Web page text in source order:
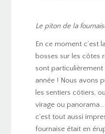
Le piton de la
En ce moment c’est
bosses sur les côtes
sont
année ! Nous avons
les sentiers côtiers,
virage ou panorama…
c’est tout aussi
fournaise était en